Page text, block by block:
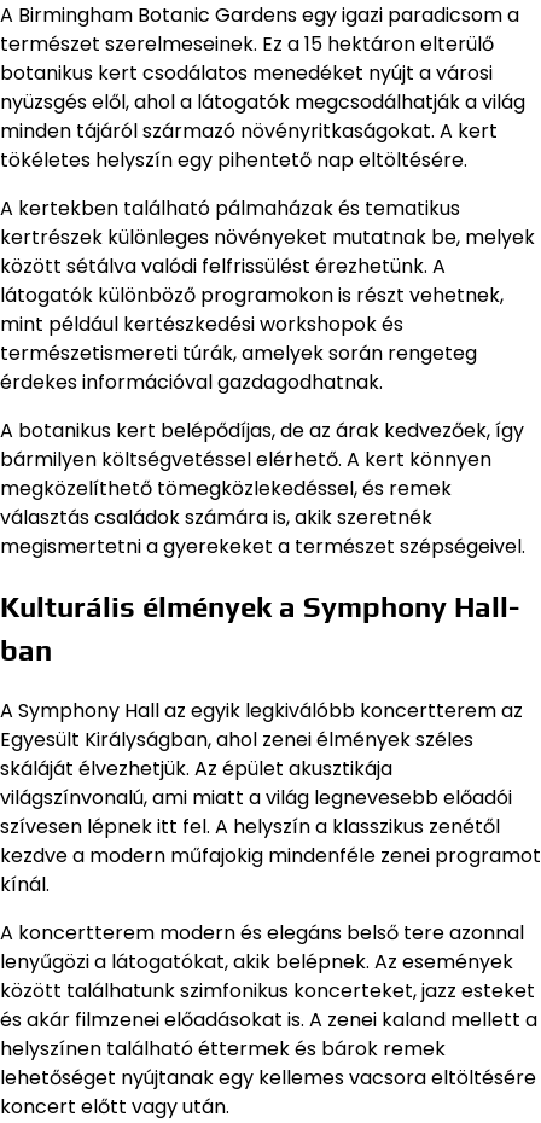
A Birmingham Botanic Gardens egy igazi paradicsom a
természet szerelmeseinek. Ez a 15 hektáron elterülő
botanikus kert csodálatos menedéket nyújt a városi
nyüzsgés elől, ahol a látogatók megcsodálhatják a világ
minden tájáról származó növényritkaságokat. A kert
tökéletes helyszín egy pihentető nap eltöltésére.
A kertekben található pálmaházak és tematikus
kertrészek különleges növényeket mutatnak be, melyek
között sétálva valódi felfrissülést érezhetünk. A
látogatók különböző programokon is részt vehetnek,
mint például kertészkedési workshopok és
természetismereti túrák, amelyek során rengeteg
érdekes információval gazdagodhatnak.
A botanikus kert belépődíjas, de az árak kedvezőek, így
bármilyen költségvetéssel elérhető. A kert könnyen
megközelíthető tömegközlekedéssel, és remek
választás családok számára is, akik szeretnék
megismertetni a gyerekeket a természet szépségeivel.
Kulturális élmények a Symphony Hall-
ban
A Symphony Hall az egyik legkiválóbb koncertterem az
Egyesült Királyságban, ahol zenei élmények széles
skáláját élvezhetjük. Az épület akusztikája
világszínvonalú, ami miatt a világ legnevesebb előadói
szívesen lépnek itt fel. A helyszín a klasszikus zenétől
kezdve a modern műfajokig mindenféle zenei programot
kínál.
A koncertterem modern és elegáns belső tere azonnal
lenyűgözi a látogatókat, akik belépnek. Az események
között találhatunk szimfonikus koncerteket, jazz esteket
és akár filmzenei előadásokat is. A zenei kaland mellett a
helyszínen található éttermek és bárok remek
lehetőséget nyújtanak egy kellemes vacsora eltöltésére
koncert előtt vagy után.